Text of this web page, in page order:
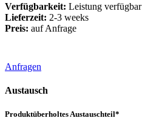
Verfügbarkeit: Leistung verfügbar
Lieferzeit: 2-3 weeks
Preis: auf Anfrage
Anfragen
Austausch
Produktüberholtes Austauschteil*